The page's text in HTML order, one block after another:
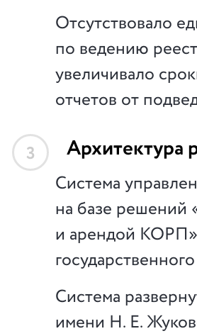
Отсутствовало
по ведению
увеличивало
отчетов от
3 Архитектура
Система
на базе решений
и арендой КОРП»
Система
имени Н. Е.